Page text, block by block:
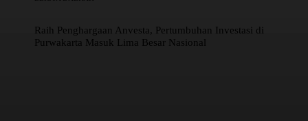
Raih Penghargaan Anvesta, Pertumbuhan Investasi di
Purwakarta Masuk Lima Besar Nasional